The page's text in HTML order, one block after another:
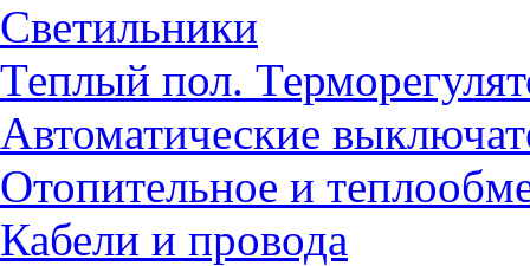
Светильники
Теплый пол.
Автоматические
Отопительное и
Кабели и провода